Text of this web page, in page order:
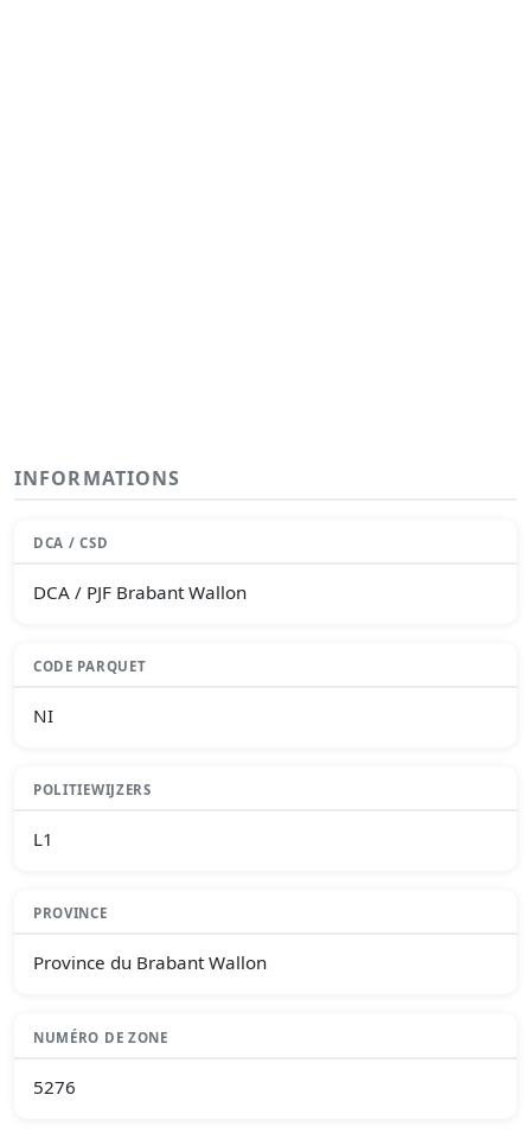
INFORMATIONS
DCA / CSD
DCA / PJF Brabant Wallon
CODE PARQUET
NI
POLITIEWIJZERS
L1
PROVINCE
Province du Brabant Wallon
NUMÉRO DE ZONE
5276